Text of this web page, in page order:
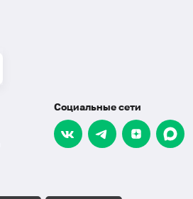
Социальные сети